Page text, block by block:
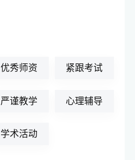
优秀师资 紧跟考试
严谨教学 心理辅导
学术活动